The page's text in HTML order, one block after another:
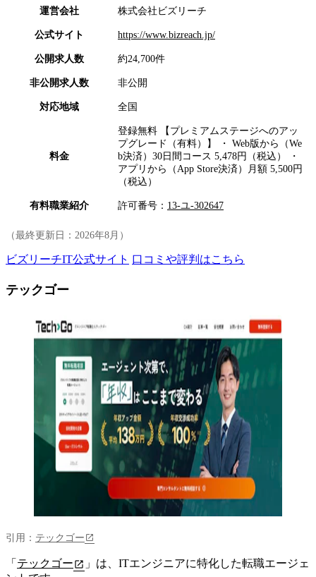
運営会社 株式会社ビズリーチ
公式サイト https://www.bizreach.jp/
公開求人数 約24,700件
非公開求人数 非公開
対応地域 全国
料金
登録無料 【プレミアムステージへのアッ
プグレード（有料）】 ・ Web版から（We
b決済）30日間コース 5,478円（税込） ・
アプリから（App Store決済）月額 5,500円
（税込）
有料職業紹介 許可番号： 13-ユ-302647
（最終更新日： 2026年8月 ）
ビズリーチIT公式サイト 口コミや評判はこちら
テックゴー
引用： テックゴー
「 テックゴー
」は、ITエンジニアに特化した転職エージェ